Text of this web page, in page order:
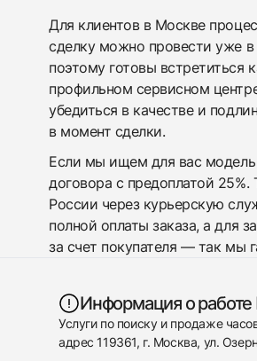
Для клиентов в Москве
сделку можно провести уже
поэтому готовы
профильном сервисном
убедиться в качестве и
в момент сделки.
Если мы ищем для вас модель
договора с предоплатой
России через курьерскую
полной оплаты заказа, а для
за счет покупателя — так мы
Информация о работе
Услуги по поиску и продаже
адрес 119361, г. Москва, ул.